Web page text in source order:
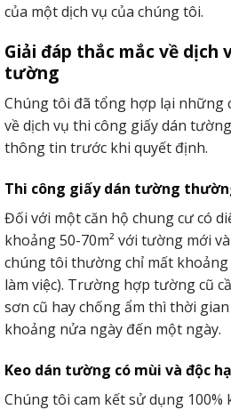
của một dịch vụ của chúng tôi.
Giải đáp thắc mắc về dịch
tường
Chúng tôi đã tổng hợp lại những
về dịch vụ thi công giấy dán
thông tin trước khi quyết định.
Thi công giấy dán tường
Đối với một căn hộ chung cư có
khoảng 50-70m² với tường mới
chúng tôi thường chỉ mất
làm việc). Trường hợp tường cũ
sơn cũ hay chống ẩm thì thời
khoảng nửa ngày đến một ngày.
Keo dán tường có mùi và độc
Chúng tôi cam kết sử dụng 100%